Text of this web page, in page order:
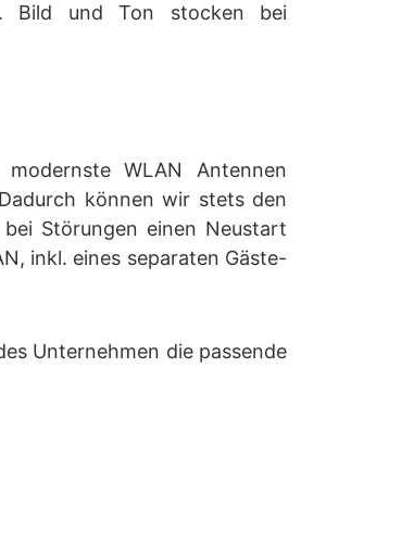
Bild und Ton stocken bei
WLAN Antennen
können wir stets den
Störungen einen Neustart
inkl. eines separaten Gäste-
Unternehmen die passende